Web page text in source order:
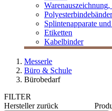
Polyesterbindebänder
Splintenapparate
Etiketten
Kabelbinder
Messerle
Büro & Schule
Bürobedarf
FILTER
Herstellerzurück